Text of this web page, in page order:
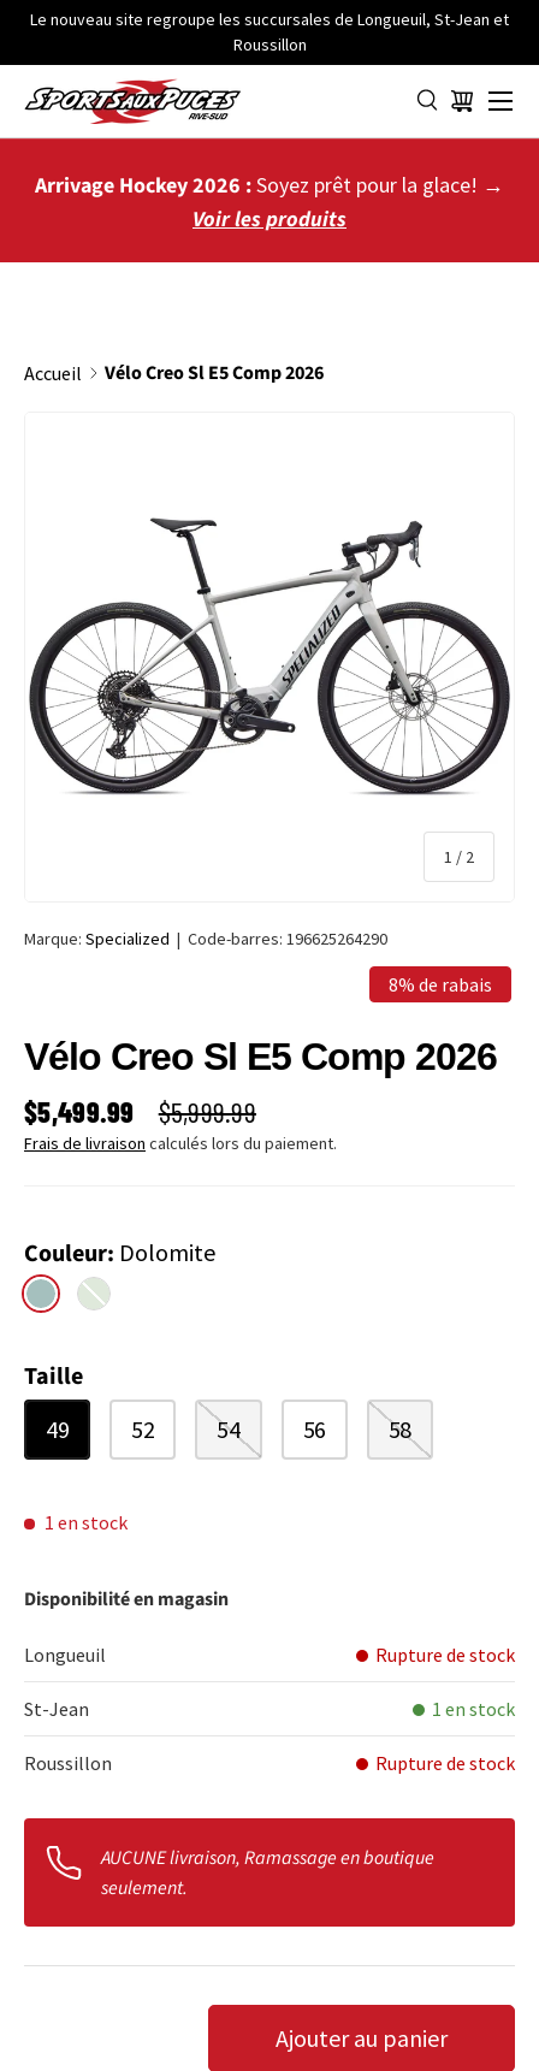
ALLER AU CONTENU
Le nouveau site regroupe les succursales de Longueuil, St-Jean et
Roussillon
Panier
Menu
Arrivage Hockey 2026 :Soyez prêt pour la glace! →
Voir les produits
Accueil Vélo Creo Sl E5 Comp 2026
1 / de
2
Marque: Specialized | Code-barres: 196625264290
8% de rabais
Vélo Creo Sl E5 Comp 2026
PRIX SOLDÉ
$5,499.99 PRIX HABITUEL
$5,999.99
Frais de livraison calculés lors du paiement.
Couleur: Dolomite
DolomitePistachio
Taille
49 52 54 56 58
1 en stock
Disponibilité en magasin
Longueuil Rupture de stock
St-Jean 1 en stock
Roussillon Rupture de stock
AUCUNE livraison, Ramassage en boutique
seulement.
DIMINUER LA QUANTITÉ
AUGMENTER LA QUANTITÉ
Ajouter au panier